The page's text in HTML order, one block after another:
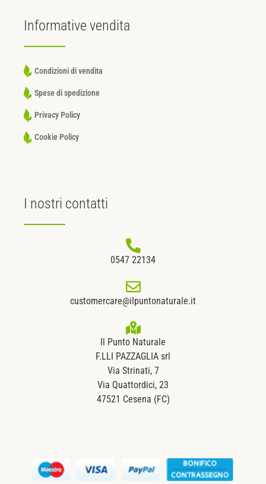
Informative vendita
Condizioni di vendita
Spese di spedizione
Privacy Policy
Cookie Policy
I nostri contatti
0547 22134
customercare@ilpuntonaturale.it
Il Punto Naturale
F.LLI PAZZAGLIA srl
Via Strinati, 7
Via Quattordici, 23
47521 Cesena (FC)